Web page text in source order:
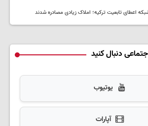
اعطای تابعیت ترکیه؛ املاک زیادی مصادره شدند
دنبال کنید
یوتیوب
آپارات